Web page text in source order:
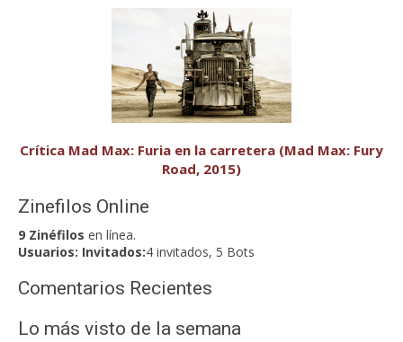
Crítica Mad Max: Furia en la carretera (Mad Max: Fury
Road, 2015)
Zinefilos Online
9 Zinéfilos en línea.
Usuarios: Invitados:4 invitados, 5 Bots
Comentarios Recientes
Lo más visto de la semana